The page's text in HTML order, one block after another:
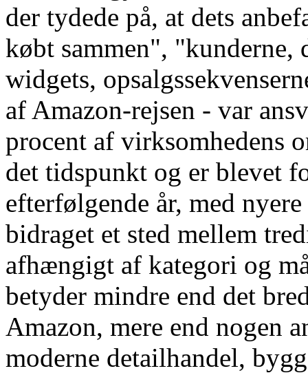
der tydede på, at dets
købt sammen", "kunderne,
widgets,
af Amazon-rejsen - var
procent af virksomhedens
det tidspunkt og er blevet
efterfølgende år, med
bidraget et sted mellem
afhængigt af kategori og
betyder mindre end det
Amazon, mere end nogen
moderne detailhandel,